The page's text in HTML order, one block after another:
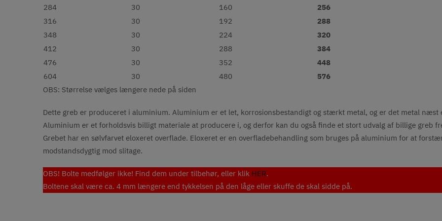
284
30 160
256
316
30 192
288
348
30 224
320
412
30 288
384
476
30 352
448
604
30 480
576
OBS: Størrelse vælges længere nede på siden
Dette greb er produceret i aluminium. Aluminium er et let, korrosionsbestandigt og stærkt metal, og er det metal
Aluminium er et forholdsvis billigt materiale at producere i, og derfor kan du også finde et stort udvalg af billige greb
Grebet har en sølvfarvet eloxeret overflade. Eloxeret er en overfladebehandling som bruges på aluminium for at
modstandsdygtig mod slitage.
OBS! Bolte medfølger ikke! Find dem under tilbehør, eller klik HER.
Boltene skal være ca. 4 mm længere end tykkelsen på den låge eller skuffe de skal sidde på.